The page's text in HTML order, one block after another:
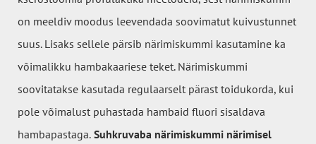
on meeldiv moodus leevendada soovimatut kuivustunnet
suus. Lisaks sellele pärsib närimiskummi kasutamine ka
võimalikku hambakaariese teket. Närimiskummi
soovitatakse kasutada regulaarselt pärast toidukorda, kui
pole võimalust puhastada hambaid fluori sisaldava
hambapastaga. Suhkruvaba närimiskummi närimisel